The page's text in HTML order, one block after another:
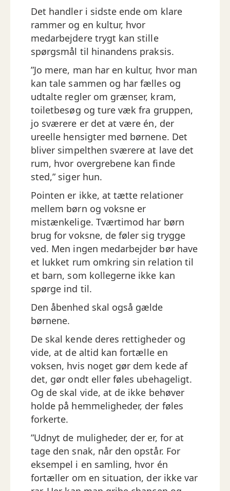
Det handler i sidste ende om klare
rammer og en kultur, hvor
medarbejdere trygt kan stille
spørgsmål til hinandens praksis.
”Jo mere, man har en kultur, hvor man
kan tale sammen og har fælles og
udtalte regler om grænser, kram,
toiletbesøg og ture væk fra gruppen,
jo sværere er det at være én, der
ureelle hensigter med børnene. Det
bliver simpelthen sværere at lave det
rum, hvor overgrebene kan finde
sted,” siger hun.
Pointen er ikke, at tætte relationer
mellem børn og voksne er
mistænkelige. Tværtimod har børn
brug for voksne, de føler sig trygge
ved. Men ingen medarbejder bør have
et lukket rum omkring sin relation til
et barn, som kollegerne ikke kan
spørge ind til.
Den åbenhed skal også gælde
børnene.
De skal kende deres rettigheder og
vide, at de altid kan fortælle en
voksen, hvis noget gør dem kede af
det, gør ondt eller føles ubehageligt.
Og de skal vide, at de ikke behøver
holde på hemmeligheder, der føles
forkerte.
”Udnyt de muligheder, der er, for at
tage den snak, når den opstår. For
eksempel i en samling, hvor én
fortæller om en situation, der ikke var